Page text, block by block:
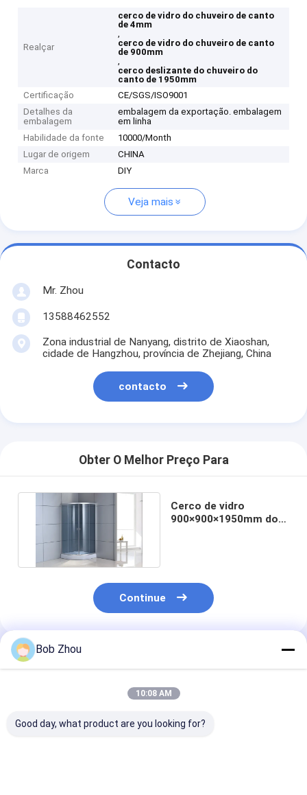
Realçar
cerco de vidro do chuveiro de canto
de 4mm
,
cerco de vidro do chuveiro de canto
de 900mm
,
cerco deslizante do chuveiro do
canto de 1950mm
Certificação
CE/SGS/ISO9001
Detalhes da
embalagem
embalagem da exportação. embalagem
em linha
Habilidade da fonte
10000/Month
Lugar de origem
CHINA
Marca
DIY
Veja mais
Contacto
Mr. Zhou
13588462552
Zona industrial de Nanyang, distrito de Xiaoshan,
cidade de Hangzhou, província de Zhejiang, China
contacto
Obter O Melhor Preço Para
Cerco de vidro
900×900×1950mm do
Continue
Produtos Recomendados
Bob Zhou
10:08 AM
Good day, what product are you looking for?